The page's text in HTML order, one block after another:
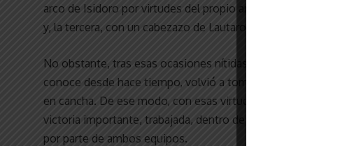
arco de Isidoro por virtudes del propio arquero blanco. Las
y, la tercera, con un cabezazo de Lautaro Giménez.
No obstante, tras esas ocasiones nítidas de conversión,
conoce desde hace tiempo, volvió a tomar el control de las
en cancha. De ese modo, con esas virtudes y aplomo, pudo
victoria importante, trabajada, dentro de un encuentro que,
por parte de ambos equipos.